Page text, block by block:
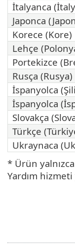
İtalyanca
Japonca
Korece (Kore)
Lehçe
Portekizce
Rusça (Rusya)
İspanyolca
İspanyolca
Slovakça
Türkçe
Ukraynaca
* Ürün
Yardım